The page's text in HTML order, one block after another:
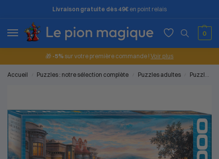
Livraison gratuite dès 49€ en point relais
0
🎁 -5% sur votre première commande ! Voir plus
Accueil Puzzles : notre sélection complète Puzzles adultes Puzzles 1000 pièces